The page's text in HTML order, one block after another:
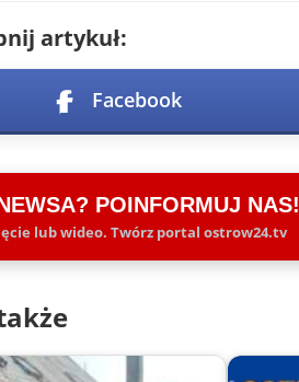
artykuł:
Facebook
POINFORMUJ NAS!
lub wideo. Twórz portal ostrow24.tv